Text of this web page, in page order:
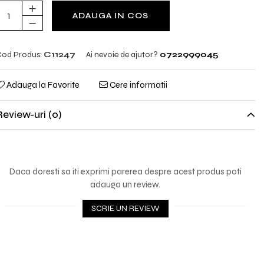
ADAUGA IN COS
Produs: C11247 Ai nevoie de ajutor? 0722999045
Adauga la Favorite Cere informatii
uri (0)
Daca doresti sa iti exprimi parerea despre acest produs poti
adauga un review.
SCRIE UN REVIEW